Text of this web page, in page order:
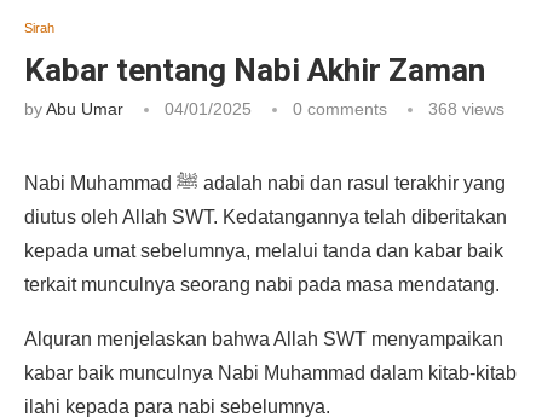
Sirah
Kabar tentang Nabi Akhir Zaman
byAbu Umar 04/01/2025 0 comments 368 views
Nabi Muhammad ﷺ adalah nabi dan rasul terakhir yang
diutus oleh Allah SWT. Kedatangannya telah diberitakan
kepada umat sebelumnya, melalui tanda dan kabar baik
terkait munculnya seorang nabi pada masa mendatang.
Alquran menjelaskan bahwa Allah SWT menyampaikan
kabar baik munculnya Nabi Muhammad dalam kitab-kitab
ilahi kepada para nabi sebelumnya.